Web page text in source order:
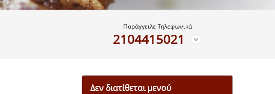
Παράγγειλε Τηλεφωνικά
2104415021
Δεν διατίθεται μενού